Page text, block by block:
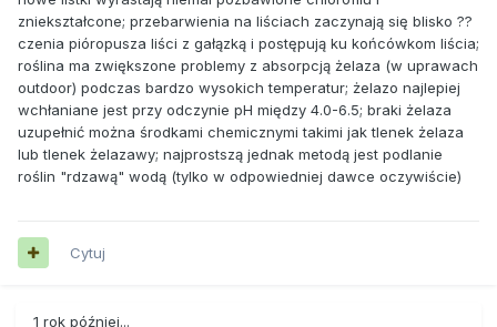
zniekształcone; przebarwienia na liściach zaczynają się blisko ??
czenia pióropusza liści z gałązką i postępują ku końcówkom liścia;
roślina ma zwiększone problemy z absorpcją żelaza (w uprawach
outdoor) podczas bardzo wysokich temperatur; żelazo najlepiej
wchłaniane jest przy odczynie pH między 4.0-6.5; braki żelaza
uzupełnić można środkami chemicznymi takimi jak tlenek żelaza
lub tlenek żelazawy; najprostszą jednak metodą jest podlanie
roślin "rdzawą" wodą (tylko w odpowiedniej dawce oczywiście)
Cytuj
1 rok później...